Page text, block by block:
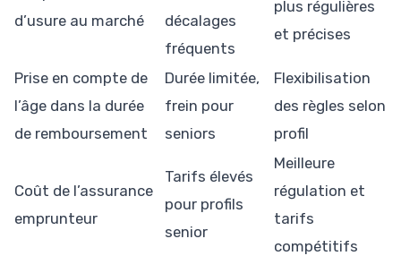
d’usure au marché
décalages
fréquents
plus régulières
et précises
Prise en compte de
l’âge dans la durée
de remboursement
Durée limitée,
frein pour
seniors
Flexibilisation
des règles selon
profil
Coût de l’assurance
emprunteur
Tarifs élevés
pour profils
senior
Meilleure
régulation et
tarifs
compétitifs